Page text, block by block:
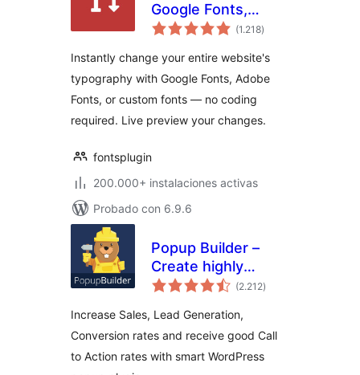
Google Fonts,
Adobe Fonts &
(1.218valoraciones
en
)
Instantly change your entire website's
typography with Google Fonts, Adobe
Fonts, or custom fonts — no coding
required. Live preview your changes.
fontsplugin
200.000+ instalaciones activas
Probado con 6.9.6
Popup Builder –
Create highly
converting, mobile
popups.
(2.212valoraciones
en
)
Increase Sales, Lead Generation,
Conversion rates and receive good Call
to Action rates with smart WordPress